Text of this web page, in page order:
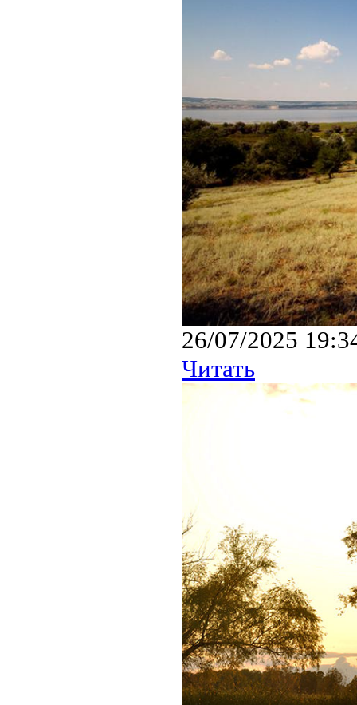
26/07/2025
Читать